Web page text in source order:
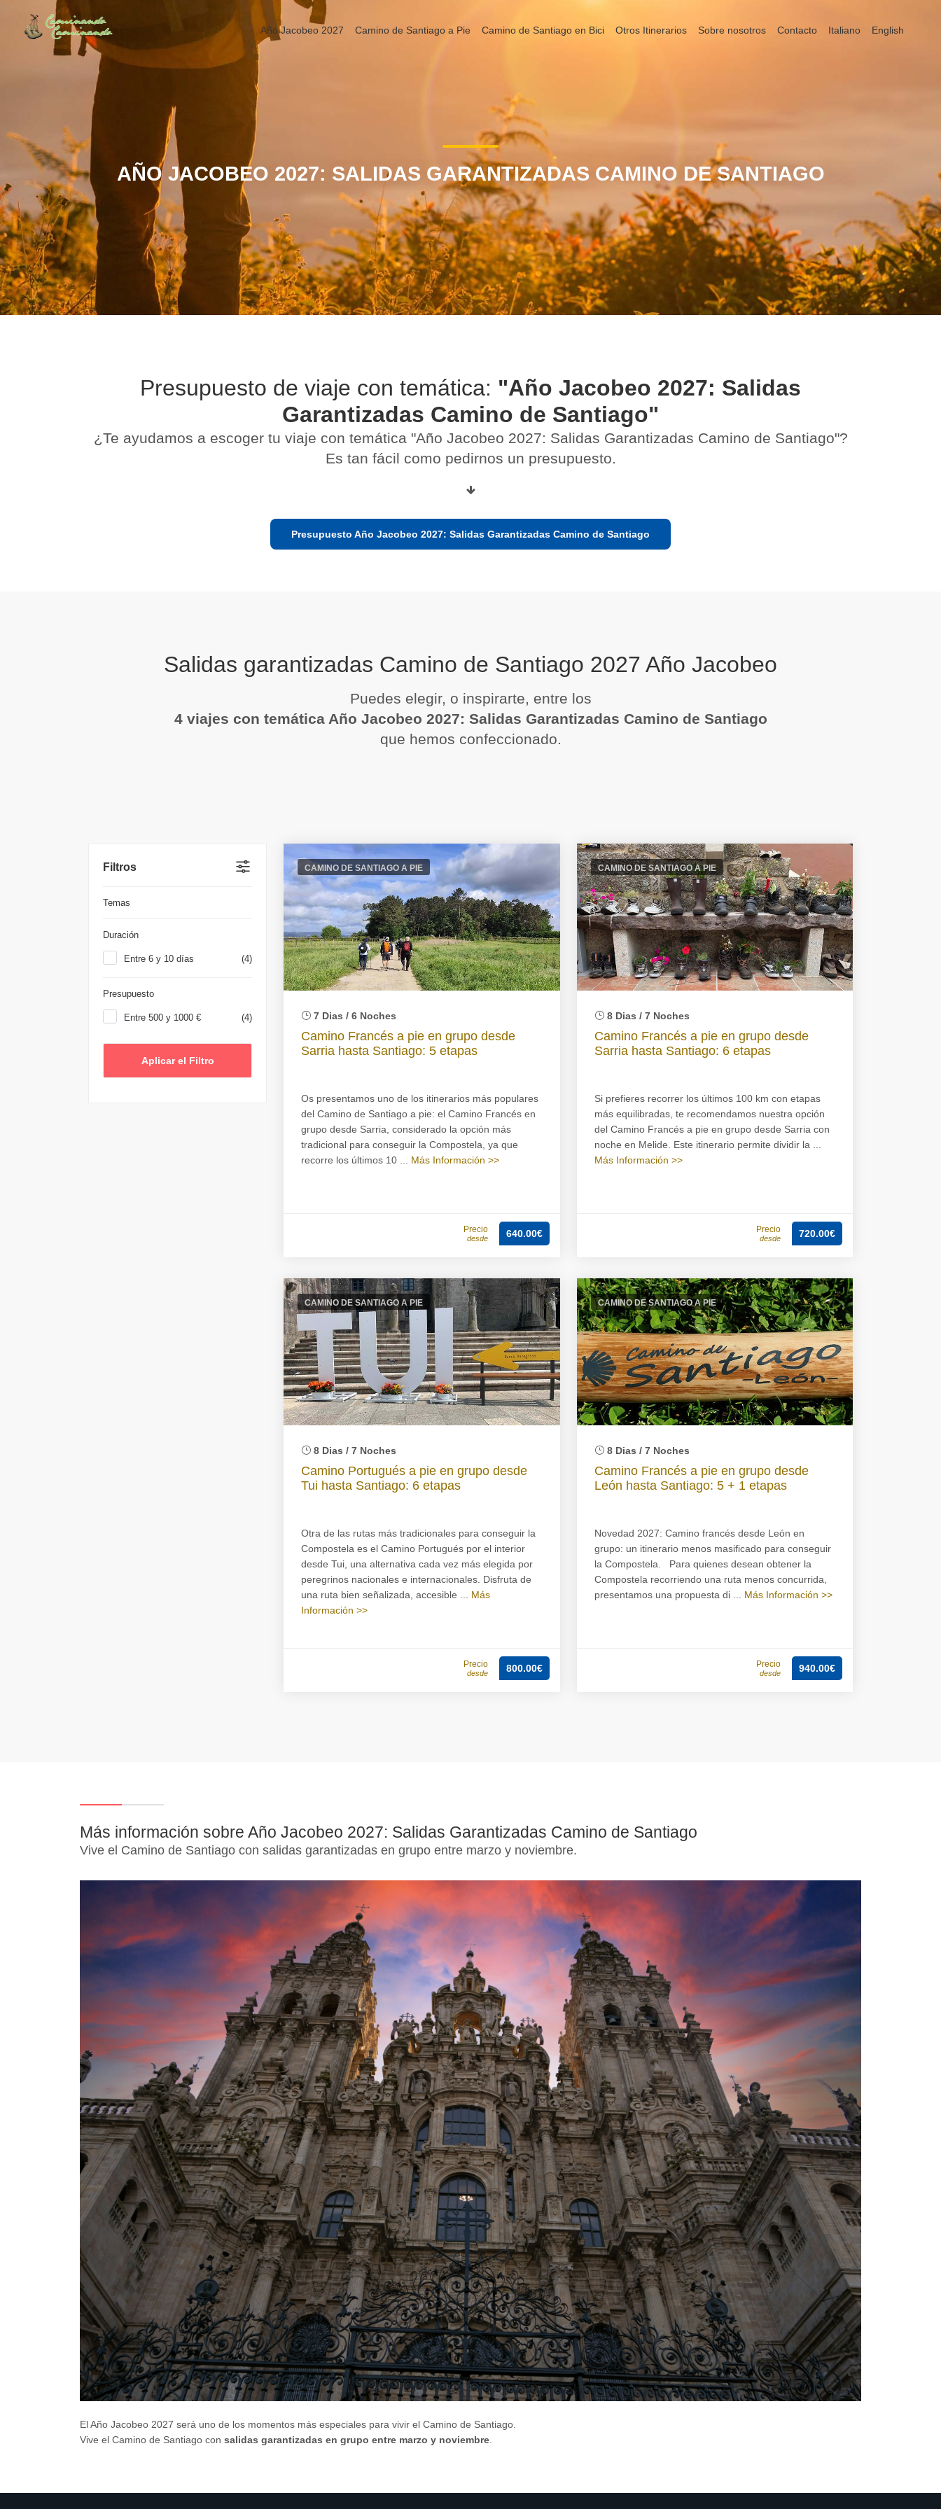
AÑO JACOBEO 2027: SALIDAS GARANTIZADAS CAMINO DE SANTIAGO
Presupuesto de viaje con temática: "Año Jacobeo 2027: Salidas
Garantizadas Camino de Santiago"
¿Te ayudamos a escoger tu viaje con temática "Año Jacobeo 2027: Salidas Garantizadas Camino de Santiago"?
Es tan fácil como pedirnos un presupuesto.
Presupuesto Año Jacobeo 2027: Salidas Garantizadas Camino de Santiago
Salidas garantizadas Camino de Santiago 2027 Año Jacobeo
Puedes elegir, o inspirarte, entre los
4 viajes con temática Año Jacobeo 2027: Salidas Garantizadas Camino de Santiago
que hemos confeccionado.
Filtros
Temas
Duración
Entre 6 y 10 días (4)
Presupuesto
Entre 500 y 1000 € (4)
CAMINO DE SANTIAGO A PIE
7 Dias / 6 Noches
Camino Francés a pie en grupo desde
Sarria hasta Santiago: 5 etapas
Os presentamos uno de los itinerarios más populares
del Camino de Santiago a pie: el Camino Francés en
grupo desde Sarria, considerado la opción más
tradicional para conseguir la Compostela, ya que
recorre los últimos 10 ... Más Información >>
Precio
desde 640.00€
CAMINO DE SANTIAGO A PIE
8 Dias / 7 Noches
Camino Francés a pie en grupo desde
Sarria hasta Santiago: 6 etapas
Si prefieres recorrer los últimos 100 km con etapas
más equilibradas, te recomendamos nuestra opción
del Camino Francés a pie en grupo desde Sarria con
noche en Melide. Este itinerario permite dividir la ...
Más Información >>
Precio
desde 720.00€
CAMINO DE SANTIAGO A PIE
8 Dias / 7 Noches
Camino Portugués a pie en grupo desde
Tui hasta Santiago: 6 etapas
Otra de las rutas más tradicionales para conseguir la
Compostela es el Camino Portugués por el interior
desde Tui, una alternativa cada vez más elegida por
peregrinos nacionales e internacionales. Disfruta de
una ruta bien señalizada, accesible ... Más
Información >>
Precio
desde 800.00€
CAMINO DE SANTIAGO A PIE
8 Dias / 7 Noches
Camino Francés a pie en grupo desde
León hasta Santiago: 5 + 1 etapas
Novedad 2027: Camino francés desde León en
grupo: un itinerario menos masificado para conseguir
la Compostela. Para quienes desean obtener la
Compostela recorriendo una ruta menos concurrida,
presentamos una propuesta di ... Más Información >>
Precio
desde 940.00€
Más información sobre Año Jacobeo 2027: Salidas Garantizadas Camino de Santiago
Vive el Camino de Santiago con salidas garantizadas en grupo entre marzo y noviembre.
El Año Jacobeo 2027 será uno de los momentos más especiales para vivir el Camino de Santiago.
Vive el Camino de Santiago con salidas garantizadas en grupo entre marzo y noviembre
Año Jacobeo 2027 Camino de Santiago a Pie Camino de Santiago en Bici Otros Itinerarios Sobre nosotros Contacto Italiano English